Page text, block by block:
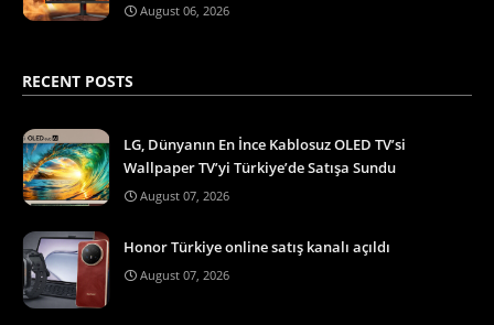
August 06, 2026
RECENT POSTS
LG, Dünyanın En İnce Kablosuz OLED TV’si
Wallpaper TV’yi Türkiye’de Satışa Sundu
August 07, 2026
Honor Türkiye online satış kanalı açıldı
August 07, 2026